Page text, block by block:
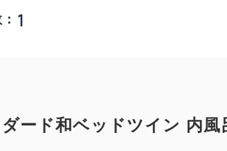
1
ダード和ベッドツイン 内風